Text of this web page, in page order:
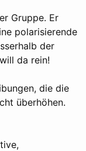
Gruppe. Er
polarisierende
der
da rein!
die die
überhöhen.